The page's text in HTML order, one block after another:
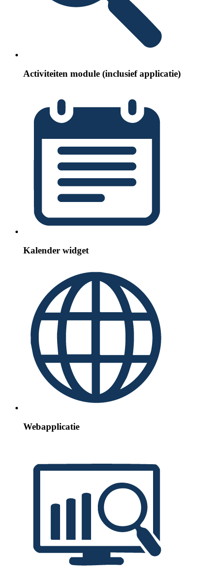
Activiteiten module (inclusief applicatie)
Kalender widget
Webapplicatie